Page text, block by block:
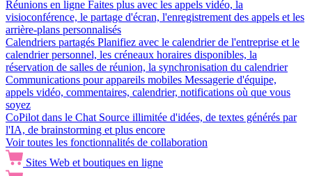
Réunions en ligne Faites plus avec les appels vidéo, la
visioconférence, le partage d'écran, l'enregistrement des appels et les
arrière-plans personnalisés
Calendriers partagés Planifiez avec le calendrier de l'entreprise et le
calendrier personnel, les créneaux horaires disponibles, la
réservation de salles de réunion, la synchronisation du calendrier
Communications pour appareils mobiles Messagerie d'équipe,
appels vidéo, commentaires, calendrier, notifications où que vous
soyez
CoPilot dans le Chat Source illimitée d'idées, de textes générés par
l'IA, de brainstorming et plus encore
Voir toutes les fonctionnalités de collaboration
Sites Web et boutiques en ligne